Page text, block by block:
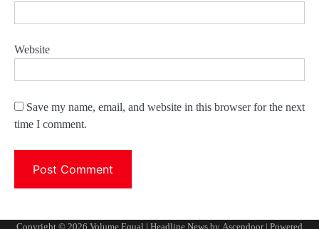
Website
Save my name, email, and website in this browser for the next
time I comment.
Copyright © 2026 Volume Equal | Headline News by Ascendoor| Powered